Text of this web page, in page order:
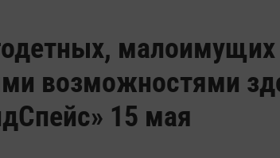
возможностями
15 мая